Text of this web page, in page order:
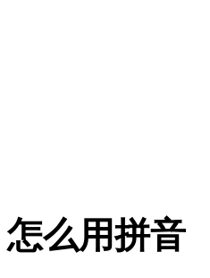
怎么用拼音